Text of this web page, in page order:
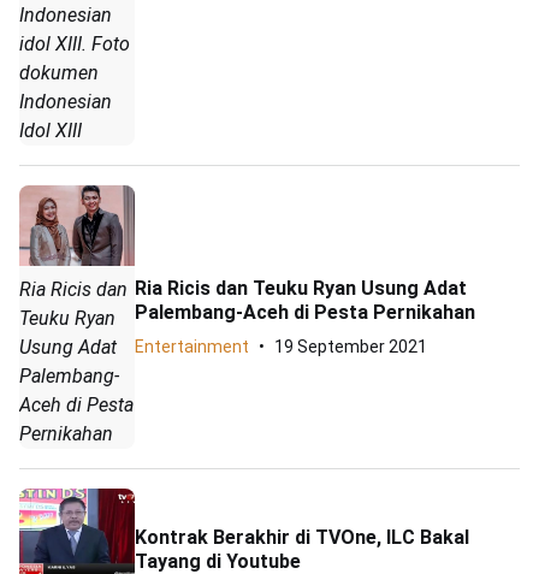
Indonesian
idol XIII. Foto
dokumen
Indonesian
Idol XIII
Ria Ricis dan
Teuku Ryan
Usung Adat
Palembang-
Aceh di Pesta
Pernikahan
Ria Ricis dan Teuku Ryan Usung Adat
Palembang-Aceh di Pesta Pernikahan
Entertainment 19 September 2021
Kontrak Berakhir di TVOne, ILC Bakal
Tayang di Youtube